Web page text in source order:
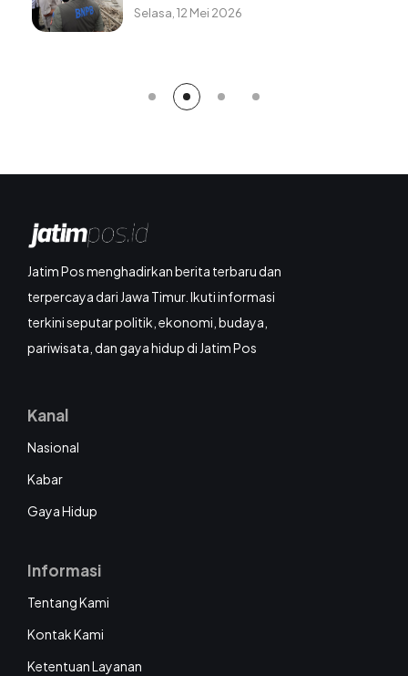
Minggu, 9 Agustus 2026
Jatim Pos menghadirkan berita terbaru dan
terpercaya dari Jawa Timur. Ikuti informasi
terkini seputar politik, ekonomi, budaya,
pariwisata, dan gaya hidup di Jatim Pos
Kanal
Nasional
Kabar
Gaya Hidup
Informasi
Tentang Kami
Kontak Kami
Ketentuan Layanan